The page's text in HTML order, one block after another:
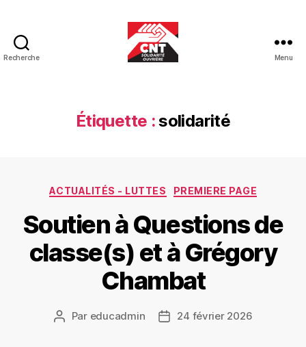
Recherche Menu
Étiquette :solidarité
Catégories
ACTUALITÉS - LUTTES PREMIERE PAGE
Soutien à Questions de
classe(s) et à Grégory
Chambat
Auteur
Par educadmin
Date24 février 2026